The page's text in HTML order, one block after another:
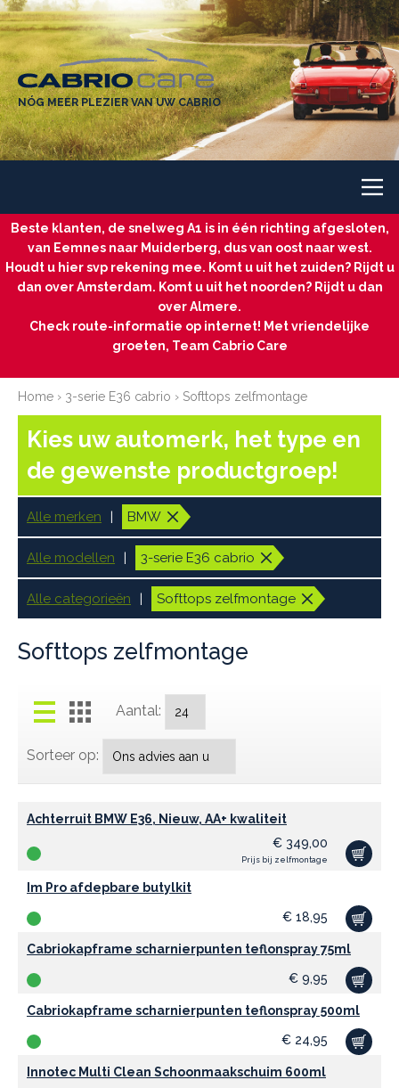
NÓG MEER PLEZIER VAN UW CABRIO
Beste klanten, de snelweg A1 is in één richting afgesloten,
van Eemnes naar Muiderberg, dus van oost naar west.
Houdt u hier svp rekening mee. Komt u uit het zuiden? Rijdt u
dan over Amsterdam. Komt u uit het noorden? Rijdt u dan
over Almere.
Check route-informatie op internet! Met vriendelijke
groeten, Team Cabrio Care
Home › 3-serie E36 cabrio › Softtops zelfmontage
Kies uw automerk, het type en
de gewenste productgroep!
Alle merken BMW
Alle modellen 3-serie E36 cabrio
Alle categorieën Softtops zelfmontage
Softtops zelfmontage
Aantal:
Sorteer op:
Achterruit BMW E36, Nieuw, AA+ kwaliteit
€ 349,00
Prijs bij zelfmontage
Im Pro afdepbare butylkit
€ 18,95
Cabriokapframe scharnierpunten teflonspray 75ml
€ 9,95
Cabriokapframe scharnierpunten teflonspray 500ml
€ 24,95
Innotec Multi Clean Schoonmaakschuim 600ml